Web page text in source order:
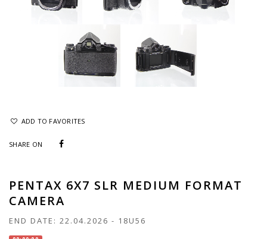
ADD TO FAVORITES
SHARE ON
PENTAX 6X7 SLR MEDIUM FORMAT
CAMERA
END DATE: 22.04.2026 - 18U56